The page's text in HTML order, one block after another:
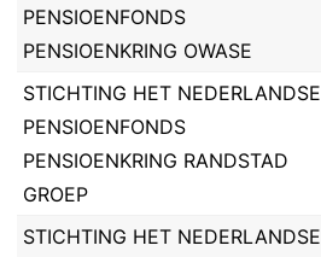
PENSIOENFONDS
PENSIOENKRING OWASE
STICHTING HET NEDERLANDSE
PENSIOENFONDS
PENSIOENKRING RANDSTAD
GROEP
STICHTING HET NEDERLANDSE